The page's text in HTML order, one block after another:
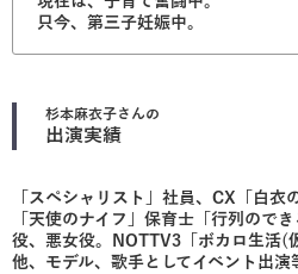
只今、第三子妊娠中。
杉本麻衣子さんの
出演実績
「スペシャリスト」社員、CX「白衣
「天使のナイフ」保育士「行列ので
役、悪女役。NOTTV3「ボカロ生活(
他、モデル、歌手としてイベント出演